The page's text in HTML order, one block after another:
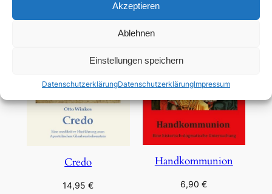
Akzeptieren
Ablehnen
Einstellungen speichern
DatenschutzerklärungDatenschutzerklärungImpressum
Credo
14,95€
Handkommunion
6,90€